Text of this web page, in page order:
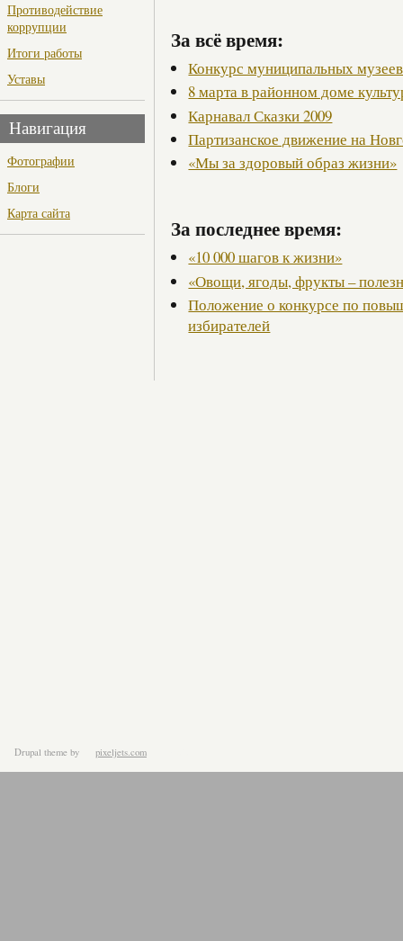
Противодействие
коррупции
Итоги работы
Уставы
Навигация
Фотографии
Блоги
Карта сайта
За всё время:
Конкурс муниципальных музеев
8 марта в районном доме
Карнавал Сказки 2009
Партизанское движение на
«Мы за здоровый образ жизни»
За последнее время:
«10 000 шагов к жизни»
«Овощи, ягоды, фрукты –
Положение о конкурсе по
избирателей
Drupal theme by pixeljets.com